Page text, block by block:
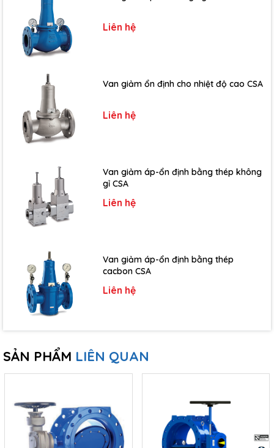
Liên hệ
Van giảm ổn định cho nhiệt độ cao CSA
Liên hệ
Van giảm áp-ổn định bằng thép không
gỉ CSA
Liên hệ
Van giảm áp-ổn định bằng thép
cacbon CSA
Liên hệ
SẢN PHẨM LIÊN QUAN